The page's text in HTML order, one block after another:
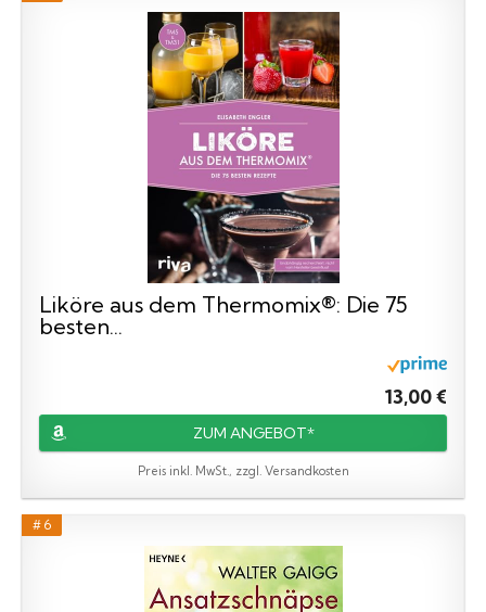
Liköre aus dem Thermomix®: Die 75
besten...
13,00 €
ZUM ANGEBOT*
Preis inkl. MwSt., zzgl. Versandkosten
# 6